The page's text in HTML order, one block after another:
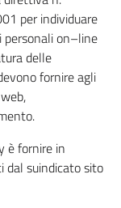
per individuare
personali on–line
delle
fornire agli
è fornire in
dal suindicato sito